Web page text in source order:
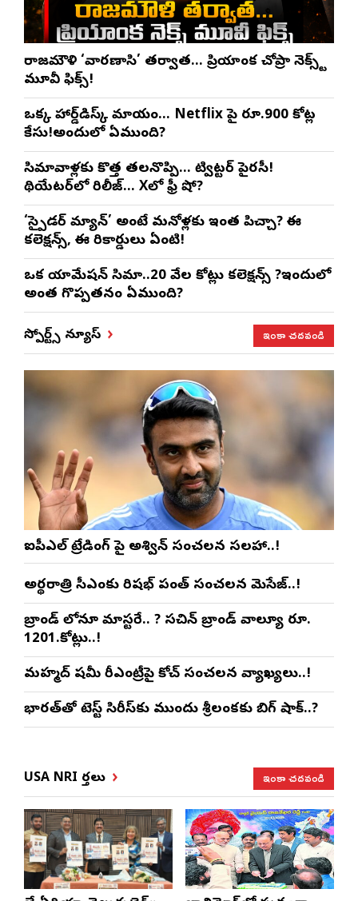
రాజమౌళి ‘వారణాసి’ తర్వాత… ప్రియాంక చోప్రా నెక్స్ట్
మూవీ ఫిక్స్!
ఒక్క హార్డ్‌డిస్క్ మాయం… Netflix పై రూ.900 కోట్ల
కేసు!అందులో ఏముంది?
సినిమావాళ్లకు కొత్త తలనొప్పి… ట్విట్టర్ పైరసీ!
థియేటర్‌లో రిలీజ్… Xలో ఫ్రీ షో?
‘స్పైడర్ మ్యాన్’ అంటే మనోళ్లకు ఇంత పిచ్చా? ఈ
కలెక్షన్స్, ఈ రికార్డులు ఏంటి!
ఒక యానిమేషన్ సినిమా..20 వేల కోట్లు కలెక్షన్స్ ?ఇందులో
అంత గొప్పతనం ఏముంది?
స్పోర్ట్స్ న్యూస్ ఇంకా చదవండి
ఐపీఎల్ ట్రేడింగ్ పై అశ్విన్ సంచలన సలహా..!
అర్థరాత్రి సీఎంకు రిషభ్ పంత్ సంచలన మెసేజ్..!
బ్రాండ్ లోనూ మాస్టరే.. ? సచిన్ బ్రాండ్ వాల్యూ రూ.
1201.కోట్లు..!
మహ్మద్ షమీ రీఎంట్రీపై కోచ్ సంచలన వ్యాఖ్యలు..!
భారత్‌తో టెస్ట్ సిరీస్‌కు ముందు శ్రీలంకకు బిగ్ షాక్..?
USA NRI వార్తలు ఇంకా చదవండి